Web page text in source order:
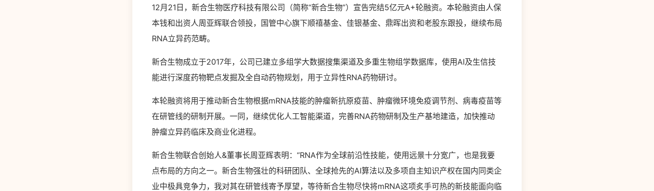
12月21日，新合生物医疗科技有限公司（简称“新合生物”）宣告完结5亿元A+轮融资。本轮融资由人保
本钱和出资人周亚辉联合领投，国管中心旗下顺禧基金、佳银基金、鼎晖出资和老股东跟投，继续布局
RNA立异药范畴。
新合生物成立于2017年，公司已建立多组学大数据搜集渠道及多重生物组学数据库，使用AI及生信技
能进行深度药物靶点发掘及全自动药物规划，用于立异性RNA药物研讨。
本轮融资将用于推动新合生物根据mRNA技能的肿瘤新抗原疫苗、肿瘤微环境免疫调节剂、病毒疫苗等
在研管线的研制开展。一同，继续优化人工智能渠道，完善RNA药物研制及生产基地建造，加快推动
肿瘤立异药临床及商业化进程。
新合生物联合创始人&董事长周亚辉表明：“RNA作为全球前沿性技能，使用远景十分宽广，也是我要
点布局的方向之一。新合生物强壮的科研团队、全球抢先的AI算法以及多项自主知识产权在国内同类企
业中极具竞争力，我对其在研管线寄予厚望，等待新合生物尽快将mRNA这项炙手可热的新技能面向临